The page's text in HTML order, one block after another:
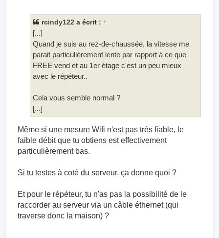
rcindy122 a écrit : ↑
[...]
Quand je suis au rez-de-chaussée, la vitesse me
parait particulièrement lente par rapport à ce que
FREE vend et au 1er étage c'est un peu mieux
avec le répéteur..
Cela vous semble normal ?
[...]
Même si une mesure Wifi n'est pas trés fiable, le
faible débit que tu obtiens est effectivement
particulièrement bas.
Si tu testes à coté du serveur, ça donne quoi ?
Et pour le répéteur, tu n'as pas la possibilité de le
raccorder au serveur via un câble éthernet (qui
traverse donc la maison) ?